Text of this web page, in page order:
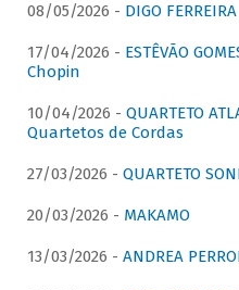
08/05/2026 - DIGO
17/04/2026 - ESTÊVÃO
Chopin
10/04/2026 - QUARTETO
Quartetos de Cordas
27/03/2026 - QUARTETO
20/03/2026 - MAKAMO
13/03/2026 - ANDREA